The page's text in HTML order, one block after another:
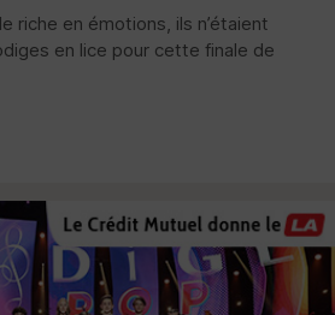
riche en émotions, ils n’étaient
en lice pour cette finale de